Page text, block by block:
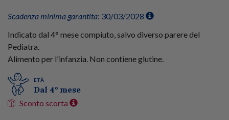
Scadenza minima garantita: 30/03/2028
Indicato dal 4° mese compiuto, salvo diverso parere del
Pediatra.
Alimento per l'infanzia. Non contiene glutine.
ETÀ
Dal 4° mese
Sconto scorta